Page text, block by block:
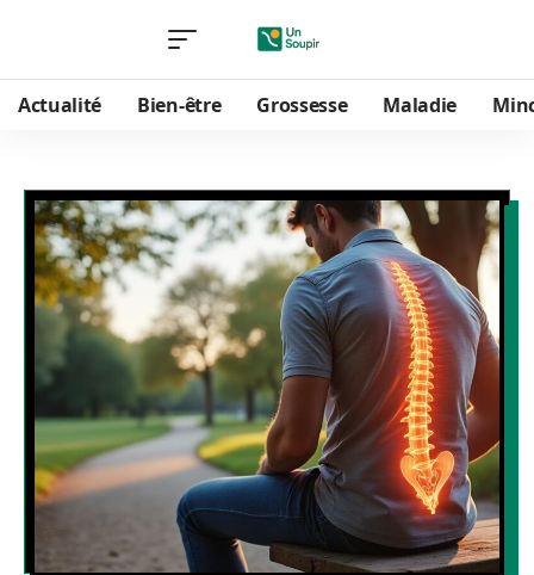
Actualité Bien-être Grossesse Maladie